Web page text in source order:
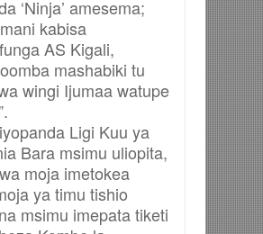
‘Ninja’ amesema;
kabisa
AS Kigali,
mashabiki tu
wingi Ijumaa watupe
Ligi Kuu ya
Bara msimu uliopita,
moja imetokea
ya timu tishio
msimu imepata tiketi